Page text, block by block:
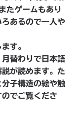
たゲームもあり
あるので一人や
す。
替わりで日本語
が読めます。た
子構造の絵や触
でご覧くださ